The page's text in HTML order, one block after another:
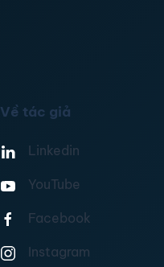
Về tác giả
Linkedin
YouTube
Facebook
Instagram